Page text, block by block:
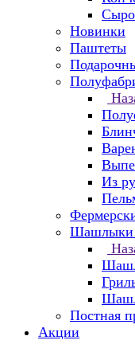
Новинки
Паштеты
Из
Шашлыки
Постная
Акции